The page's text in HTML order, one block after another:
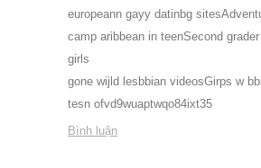
europeann gayy datinbg
camp aribbean in teenSecond
girls
gone wijld lesbbian videosGirps w
tesn ofvd9wuaptwqo84ixt35
Bình luận